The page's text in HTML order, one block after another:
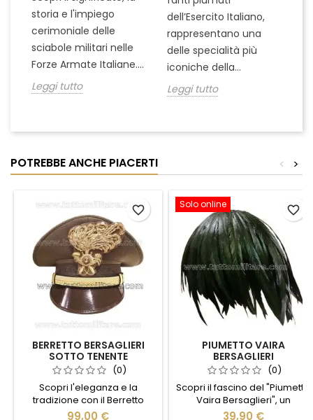
storia e l'impiego
cerimoniale delle
sciabole militari nelle
Forze Armate Italiane....
Leggi tutto
dell’Esercito Italiano,
rappresentano una
delle specialità più
iconiche della...
Leggi tutto
POTREBBE ANCHE PIACERTI >
<
BERRETTO BERSAGLIERI
SOTTO TENENTE
(0)
Scopri l'eleganza e la
tradizione con il Berretto
Bersaglieri Sotto Tenente.
99,00 €
favorite_border Solo online
PIUMETTO VAIRA
BERSAGLIERI
(0)
Scopri il fascino del "Piumetto
Vaira Bersaglieri", un
accessorio iconico che
39,90 €
favorite_border